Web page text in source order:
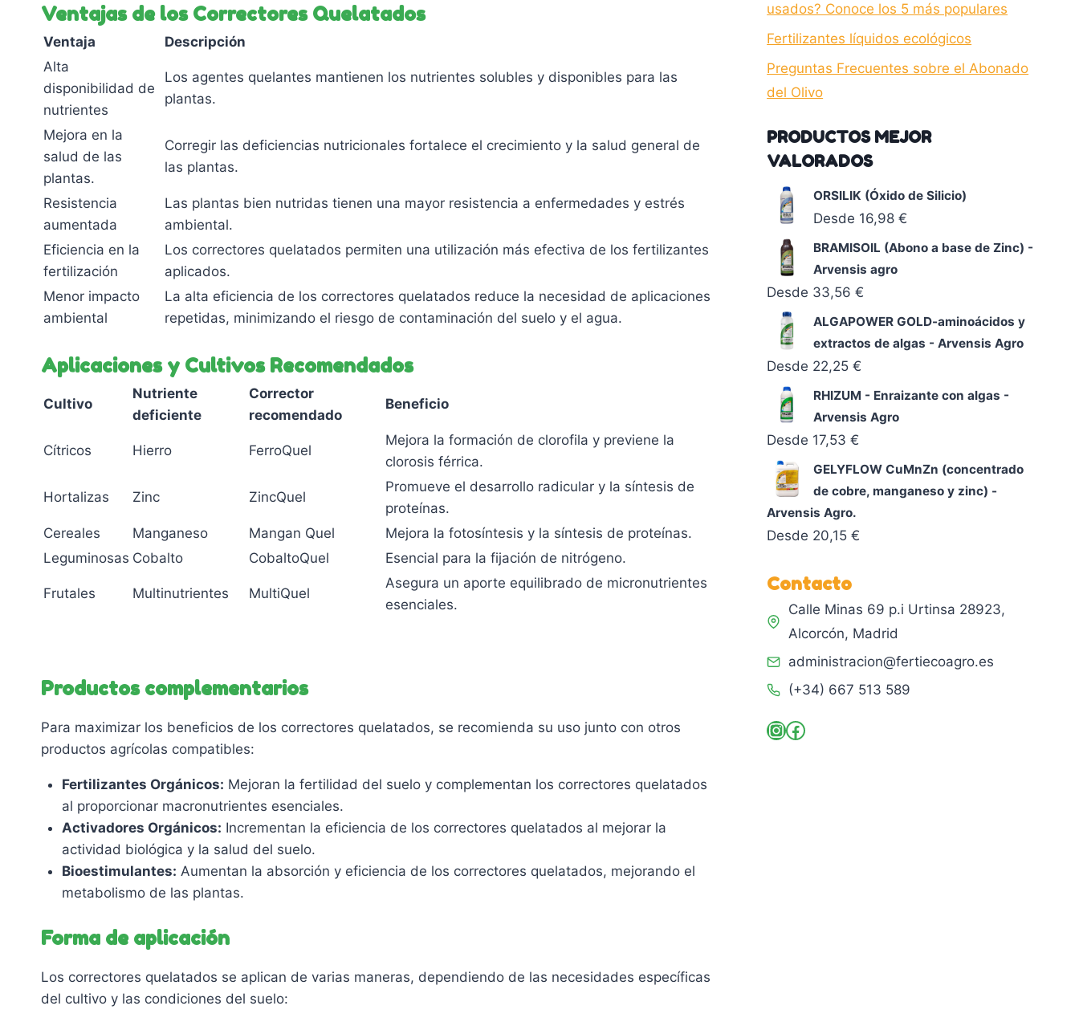
Ventajas de los Correctores Quelatados
Ventaja
Descripción
Alta
disponibilidad de
nutrientes
Los agentes quelantes mantienen los nutrientes solubles y disponibles para las
plantas.
Mejora en la
salud de las
plantas.
Corregir las deficiencias nutricionales fortalece el crecimiento y la salud general de
las plantas.
Resistencia
aumentada
Las plantas bien nutridas tienen una mayor resistencia a enfermedades y estrés
ambiental.
Eficiencia en la
fertilización
Los correctores quelatados permiten una utilización más efectiva de los fertilizantes
aplicados.
Menor impacto
ambiental
La alta eficiencia de los correctores quelatados reduce la necesidad de aplicaciones
repetidas, minimizando el riesgo de contaminación del suelo y el agua.
Aplicaciones y Cultivos Recomendados
Cultivo
Nutriente
deficiente
Corrector
recomendado
Beneficio
Cítricos Hierro FerroQuel
Mejora la formación de clorofila y previene la
clorosis férrica.
Hortalizas Zinc ZincQuel
Promueve el desarrollo radicular y la síntesis de
proteínas.
Cereales
Manganeso Mangan Quel
Mejora la fotosíntesis y la síntesis de proteínas.
Leguminosas Cobalto CobaltoQuel Esencial para la fijación de nitrógeno.
Frutales Multinutrientes MultiQuel
Asegura un aporte equilibrado de micronutrientes
esenciales.
Productos complementarios
Para maximizar los beneficios de los correctores quelatados, se recomienda su uso junto con otros
productos agrícolas compatibles:
Fertilizantes Orgánicos: Mejoran la fertilidad del suelo y complementan los correctores quelatados
al proporcionar macronutrientes esenciales.
Activadores Orgánicos: Incrementan la eficiencia de los correctores quelatados al mejorar la
actividad biológica y la salud del suelo.
Bioestimulantes: Aumentan la absorción y eficiencia de los correctores quelatados, mejorando el
metabolismo de las plantas.
Forma de aplicación
Los correctores quelatados se aplican de varias maneras, dependiendo de las necesidades específicas
del cultivo y las condiciones del suelo:
usados? Conoce los 5 más populares
Fertilizantes líquidos ecológicos
Preguntas Frecuentes sobre el Abonado
del Olivo
PRODUCTOS MEJOR
VALORADOS
ORSILIK (Óxido de Silicio)
Desde 16,98€
BRAMISOIL (Abono a base de Zinc) -
Arvensis agro
Desde 33,56€
ALGAPOWER GOLD-aminoácidos y
extractos de algas - Arvensis Agro
Desde 22,25€
RHIZUM - Enraizante con algas -
Arvensis Agro
Desde 17,53€
GELYFLOW CuMnZn (concentrado
de cobre, manganeso y zinc) -
Arvensis Agro.
Desde 20,15€
Contacto
Calle Minas 69 p.i Urtinsa 28923,
Alcorcón, Madrid
administracion@fertiecoagro.es
(+34) 667 513 589
Instagram
Facebook